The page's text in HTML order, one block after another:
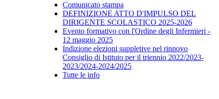
Comunicato stampa
DEFINIZIONE ATTO D'IMPULSO DEL
DIRIGENTE SCOLASTICO 2025-2026
Evento formativo con l'Ordine degli Infermieri -
12 maggio 2025
Indizione elezioni suppletive nel rinnovo
Consiglio di Istituto per il triennio 2022/2023-
2023/2024-2024/2025
Tutte le info